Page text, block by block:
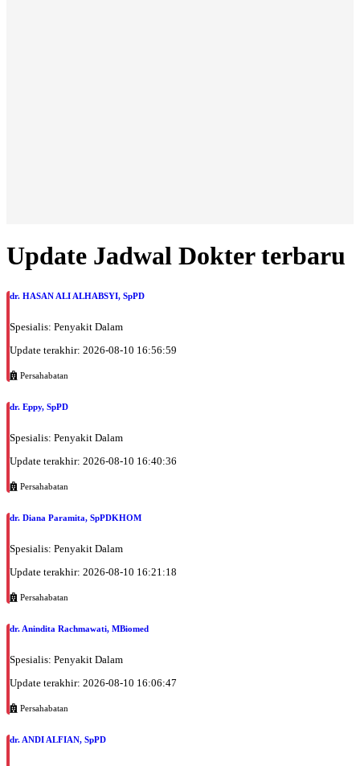
Update Jadwal Dokter terbaru
dr. HASAN ALI ALHABSYI, SpPD
Spesialis: Penyakit Dalam
Update terakhir: 2026-08-10 16:56:59
Persahabatan
dr. Eppy, SpPD
Spesialis: Penyakit Dalam
Update terakhir: 2026-08-10 16:40:36
Persahabatan
dr. Diana Paramita, SpPDKHOM
Spesialis: Penyakit Dalam
Update terakhir: 2026-08-10 16:21:18
Persahabatan
dr. Anindita Rachmawati, MBiomed
Spesialis: Penyakit Dalam
Update terakhir: 2026-08-10 16:06:47
Persahabatan
dr. ANDI ALFIAN, SpPD